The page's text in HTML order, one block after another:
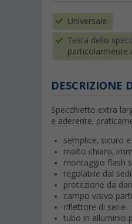
Universale
Testa dello
particolarmente
DESCRIZIONE
Specchietto extra
e aderente,
semplice, sicuro
molto chiaro,
montaggio flash
regolabile dal
protezione da
campo visivo
riflettore di serie
tubo in alluminio